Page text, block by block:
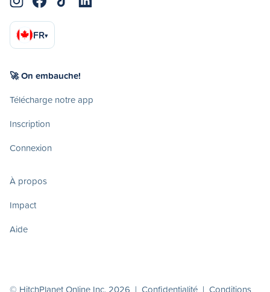
FR▾
🚀 On embauche!
Télécharge notre app
Inscription
Connexion
À propos
Impact
Aide
© HitchPlanet Online Inc. 2026 | Confidentialité | Conditions